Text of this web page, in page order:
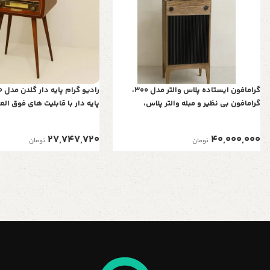
گرامافون ایستاده پلاس والتر مدل 300،
گرامافون بی نظیر و مبله والتر پلاس،
40,000,000 تومان
پایه دار با قابلیت های فوق
27,747,720 تومان